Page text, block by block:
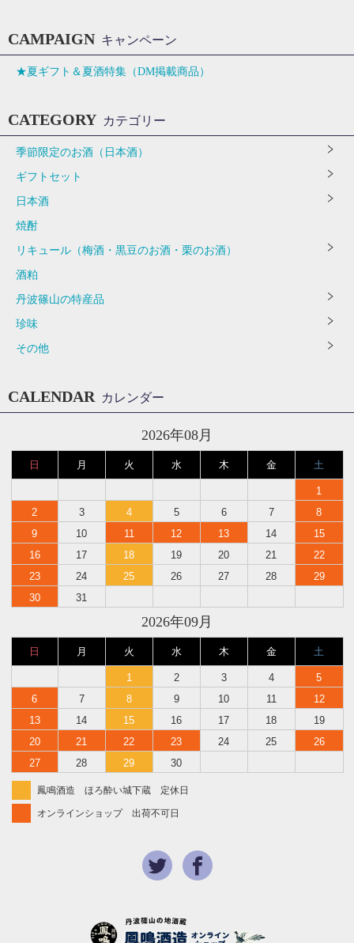
CAMPAIGN キャンペーン
★夏ギフト＆夏酒特集（DM掲載商品）
CATEGORY カテゴリー
季節限定のお酒（日本酒）
ギフトセット
日本酒
焼酎
リキュール（梅酒・黒豆のお酒・栗のお酒）
酒粕
丹波篠山の特産品
珍味
その他
CALENDAR カレンダー
2026年08月
日 月 火 水 木 金 土
1
2
3 4 5 6 7
8
9
10 11 12 13 14
15
16
17 18 19 20 21
22
23
24 25 26 27 28
29
30
31
2026年09月
日 月 火 水 木 金 土
1 2 3 4
5
6
7 8 9 10 11
12
13
14 15 16 17 18
19
20
21 22 23 24 25
26
27
28 29 30
鳳鳴酒造 ほろ酔い城下蔵 定休日
オンラインショップ 出荷不可日